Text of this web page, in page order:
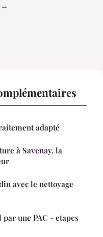
→
adapté
à Savenay, la
avec le nettoyage
une PAC - etapes